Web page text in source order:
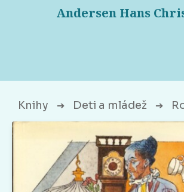
Andersen Hans
Knihy ➔ Deti a mládež ➔